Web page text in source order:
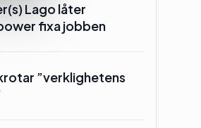
Lago låter
fixa jobben
”verklighetens